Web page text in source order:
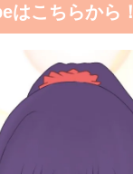
はこちらから！